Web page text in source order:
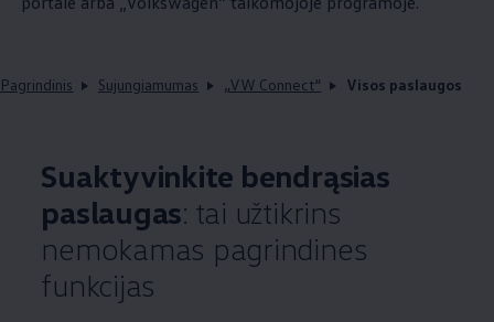
Pagrindinis Sujungiamumas „VW Connect“ Visos paslaugos
Suaktyvinkite bendrąsias
paslaugas: tai užtikrins
nemokamas pagrindines
funkcijas